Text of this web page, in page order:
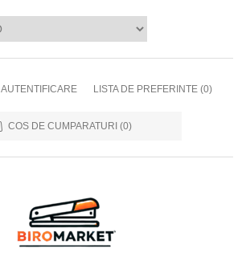
AUTENTIFICARE LISTA DE PREFERINTE (0)
COS DE CUMPARATURI (0)